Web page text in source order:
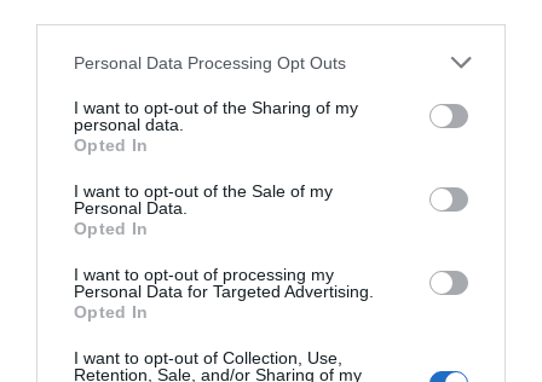
Please note that this website/app uses one or more Google
not limited to your visit or usage behaviour. You may click to
grant or deny consent to Google and its third-party tags to
use your data for below specified purposes in below Google
consent section.
Personal Data Processing Opt Outs
I want to opt-out of the Sharing of my
personal data.
Opted In
I want to opt-out of the Sale of my
Personal Data.
Opted In
I want to opt-out of processing my
Personal Data for Targeted Advertising.
Opted In
I want to opt-out of Collection, Use,
Retention, Sale, and/or Sharing of my
PESSOAS
Júlia Ochoa conquista Brasil e Austrália
16 Nov 09:16